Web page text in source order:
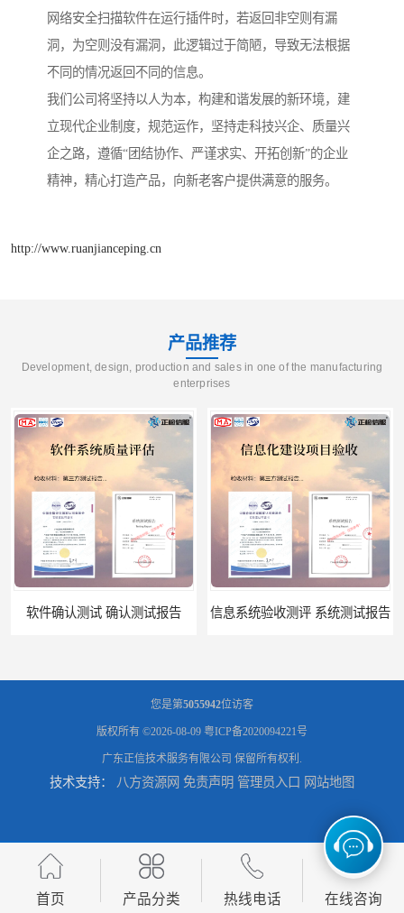
网络安全扫描软件在运行插件时，若返回非空则有漏
洞，为空则没有漏洞，此逻辑过于简陋，导致无法根据
不同的情况返回不同的信息。
我们公司将坚持以人为本，构建和谐发展的新环境，建
立现代企业制度，规范运作，坚持走科技兴企、质量兴
企之路，遵循“团结协作、严谨求实、开拓创新”的企业
精神，精心打造产品，向新老客户提供满意的服务。
http://www.ruanjianceping.cn
产品推荐
Development, design, production and sales in one of the manufacturing
enterprises
试报告 信息系统验收测评 系统测试报告
政务系统验收测试 软件测试报告 软件系统验收测试？软件验收测评的标准及政策依据？软件验收测评服务内容？
您是第5055942位访客
版权所有 ©2026-08-09 粤ICP备2020094221号
广东正信技术服务有限公司 保留所有权利.
技术支持： 八方资源网 免责声明 管理员入口 网站地图
首页 产品分类 热线电话 在线咨询